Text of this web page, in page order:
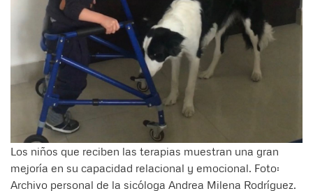
Los niños que reciben las terapias muestran una gran
mejoría en su capacidad relacional y emocional. Foto:
Archivo personal de la sicóloga Andrea Milena Rodríguez.